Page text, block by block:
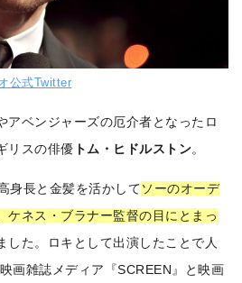
公式Twitter
アベンジャーズの厄介者となったロ
リスの俳優 トム・ヒドルストン。
身長と金髪を活かしてソーのオーデ
ケネス・ブラナー監督の目にとまっ
した。ロキとして出演したことで人
画雑誌メディア『SCREEN』と映画